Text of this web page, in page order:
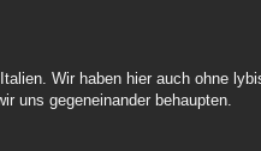
Wir haben hier auch ohne
uns gegeneinander behaupten.